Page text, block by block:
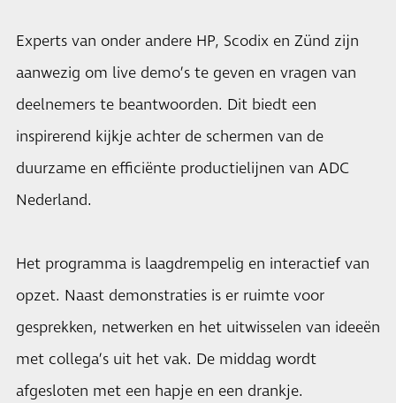
Experts van onder andere HP, Scodix en Zünd zijn
aanwezig om live demo’s te geven en vragen van
deelnemers te beantwoorden. Dit biedt een
inspirerend kijkje achter de schermen van de
duurzame en efficiënte productielijnen van ADC
Nederland.
Het programma is laagdrempelig en interactief van
opzet. Naast demonstraties is er ruimte voor
gesprekken, netwerken en het uitwisselen van ideeën
met collega’s uit het vak. De middag wordt
afgesloten met een hapje en een drankje.